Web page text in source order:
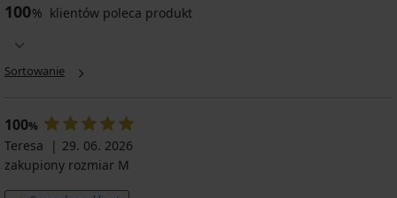
100% klientów poleca produkt
Sortowanie
100%
Teresa
29. 06. 2026
zakupiony rozmiar M